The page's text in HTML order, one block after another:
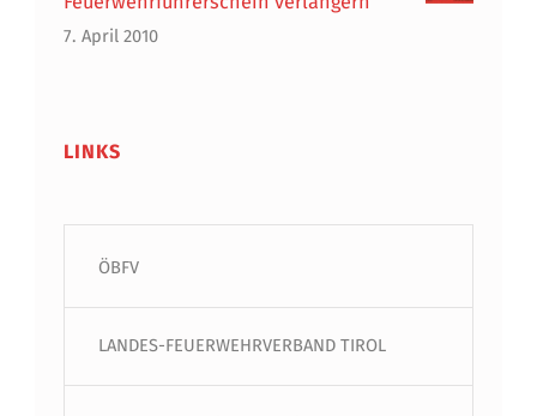
7. April 2010
LINKS
ÖBFV
LANDES-FEUERWEHRVERBAND TIROL